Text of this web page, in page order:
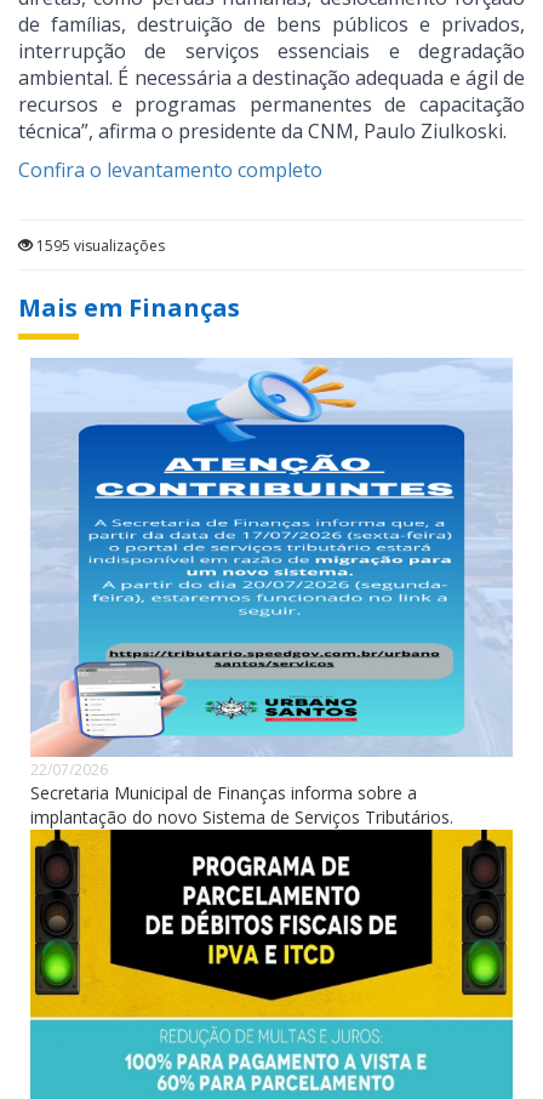
de famílias, destruição de bens públicos e privados,
interrupção de serviços essenciais e degradação
ambiental. É necessária a destinação adequada e ágil de
recursos e programas permanentes de capacitação
técnica”, afirma o presidente da CNM, Paulo Ziulkoski.
Confira o levantamento completo
1595 visualizações
Mais em Finanças
22/07/2026
Secretaria Municipal de Finanças informa sobre a
implantação do novo Sistema de Serviços Tributários.